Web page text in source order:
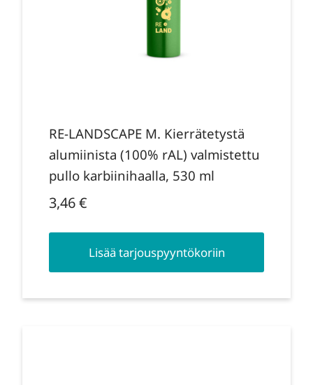
RE-LANDSCAPE M. Kierrätetystä
alumiinista (100% rAL) valmistettu
pullo karbiinihaalla, 530 ml
3,46€
Lisää tarjouspyyntökoriin